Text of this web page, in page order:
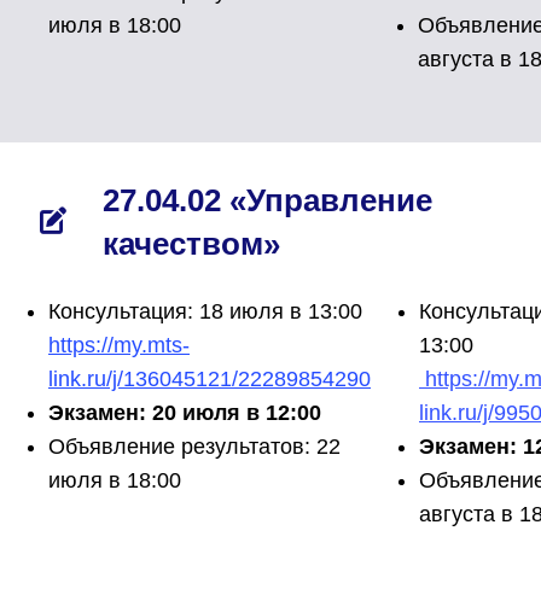
июля в 18:00
августа в
27.04.02 «Управление
качеством»
Консультация: 18 июля в 13:00
https://my.mts-
link.ru/j/136045121/22289854290
Экзамен: 20 июля в 12:00
Объявление результатов: 22
июля в 18:00
13:00
https://
link.ru/j/
Экзамен:
августа в